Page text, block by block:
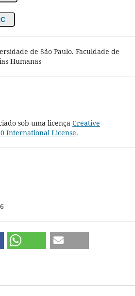
de São Paulo. Faculdade de
Humanas
sob uma licença Creative
International License.